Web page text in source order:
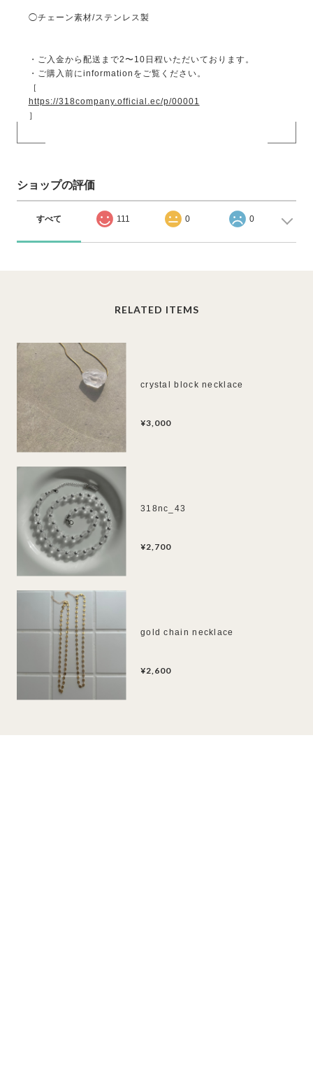
◯チェーン素材/ステンレス製
・ご入金から配送まで2〜10日程いただいております。
・ご購入前にinformationをご覧ください。
［
https://318company.official.ec/p/00001
］
ショップの評価
すべて 111 0 0
RELATED ITEMS
crystal block necklace
¥3,000
318nc_43
¥2,700
gold chain necklace
¥2,600